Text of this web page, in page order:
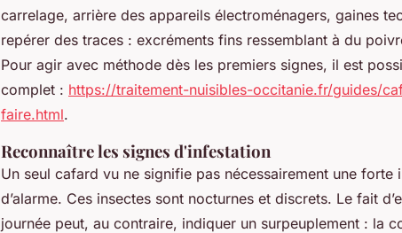
carrelage, arrière des appareils électroménagers, gaines
repérer des traces : excréments fins ressemblant à du
Pour agir avec méthode dès les premiers signes, il est
complet : https://traitement-nuisibles-occitanie.fr/guides/
faire.html.
Reconnaître les signes d'infestation
Un seul cafard vu ne signifie pas nécessairement une forte
d’alarme. Ces insectes sont nocturnes et discrets. Le fait
journée peut, au contraire, indiquer un surpeuplement : la